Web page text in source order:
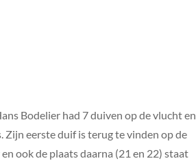
Bodelier had 7 duiven op de vlucht en
Zijn eerste duif is terug te vinden op de
ook de plaats daarna (21 en 22) staat